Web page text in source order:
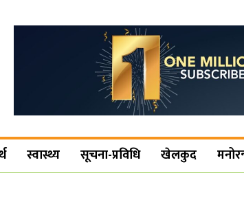
स्वास्थ्य सूचना-प्रविधि खेलकुद